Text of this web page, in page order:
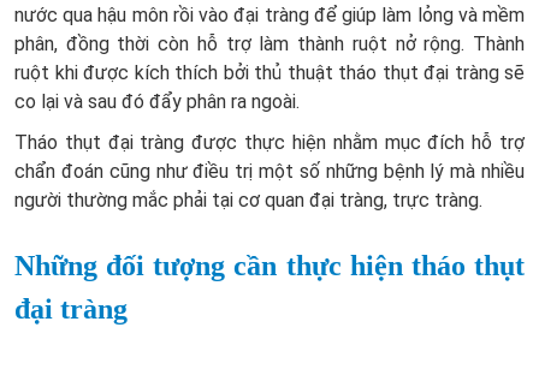
nước qua hậu môn rồi vào đại tràng để giúp làm lỏng và mềm
phân, đồng thời còn hỗ trợ làm thành ruột nở rộng. Thành
ruột khi được kích thích bởi thủ thuật tháo thụt đại tràng sẽ
co lại và sau đó đẩy phân ra ngoài.
Tháo thụt đại tràng được thực hiện nhằm mục đích hỗ trợ
chẩn đoán cũng như điều trị một số những bệnh lý mà nhiều
người thường mắc phải tại cơ quan đại tràng, trực tràng.
Những đối tượng cần thực hiện tháo thụt
đại tràng